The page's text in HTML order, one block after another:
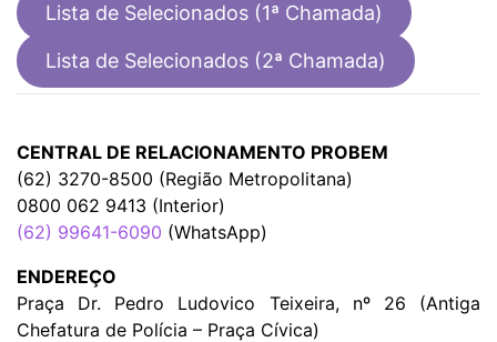
Lista de Selecionados (1ª Chamada)
Lista de Selecionados (2ª Chamada)
CENTRAL DE RELACIONAMENTO PROBEM
(62) 3270-8500 (Região Metropolitana)
0800 062 9413 (Interior)
(62) 99641-6090 (WhatsApp)
ENDEREÇO
Praça Dr. Pedro Ludovico Teixeira, nº 26 (Antiga
Chefatura de Polícia – Praça Cívica)